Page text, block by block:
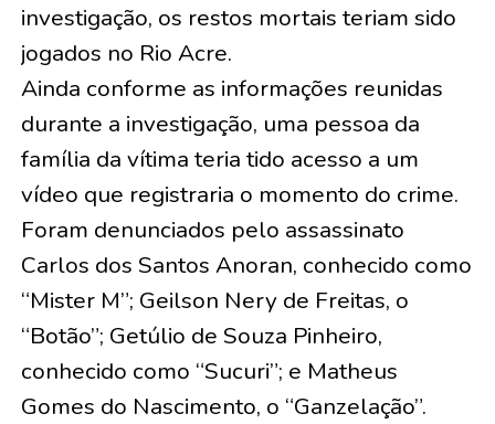
investigação, os restos mortais teriam sido
jogados no Rio Acre.
Ainda conforme as informações reunidas
durante a investigação, uma pessoa da
família da vítima teria tido acesso a um
vídeo que registraria o momento do crime.
Foram denunciados pelo assassinato
Carlos dos Santos Anoran, conhecido como
“Mister M”; Geilson Nery de Freitas, o
“Botão”; Getúlio de Souza Pinheiro,
conhecido como “Sucuri”; e Matheus
Gomes do Nascimento, o “Ganzelação”.